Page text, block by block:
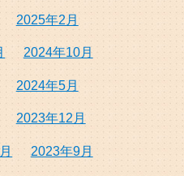
2025年2月
2024年10月
2024年5月
2023年12月
2023年9月